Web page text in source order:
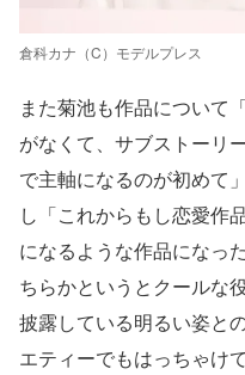
倉科カナ（C）モデルプレス
また菊池も作品について
がなくて、サブストーリ
で主軸になるのが初めて
し「これからもし恋愛作
になるような作品になっ
ちらかというとクールな
披露している明るい姿と
エティーでもはっちゃけ